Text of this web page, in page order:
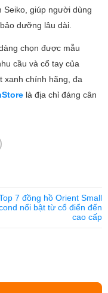
Seiko, giúp người dùng
dưỡng lâu dài.
chọn được mẫu
cầu và cổ tay của
xanh chính hãng, đa
là địa chỉ đáng cân
7 đồng hồ Orient Small
nổi bật từ cổ điển đến
cao cấp